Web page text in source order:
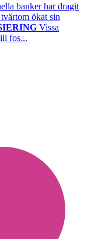
banker har dragit
ökat sin
Vissa
fos...